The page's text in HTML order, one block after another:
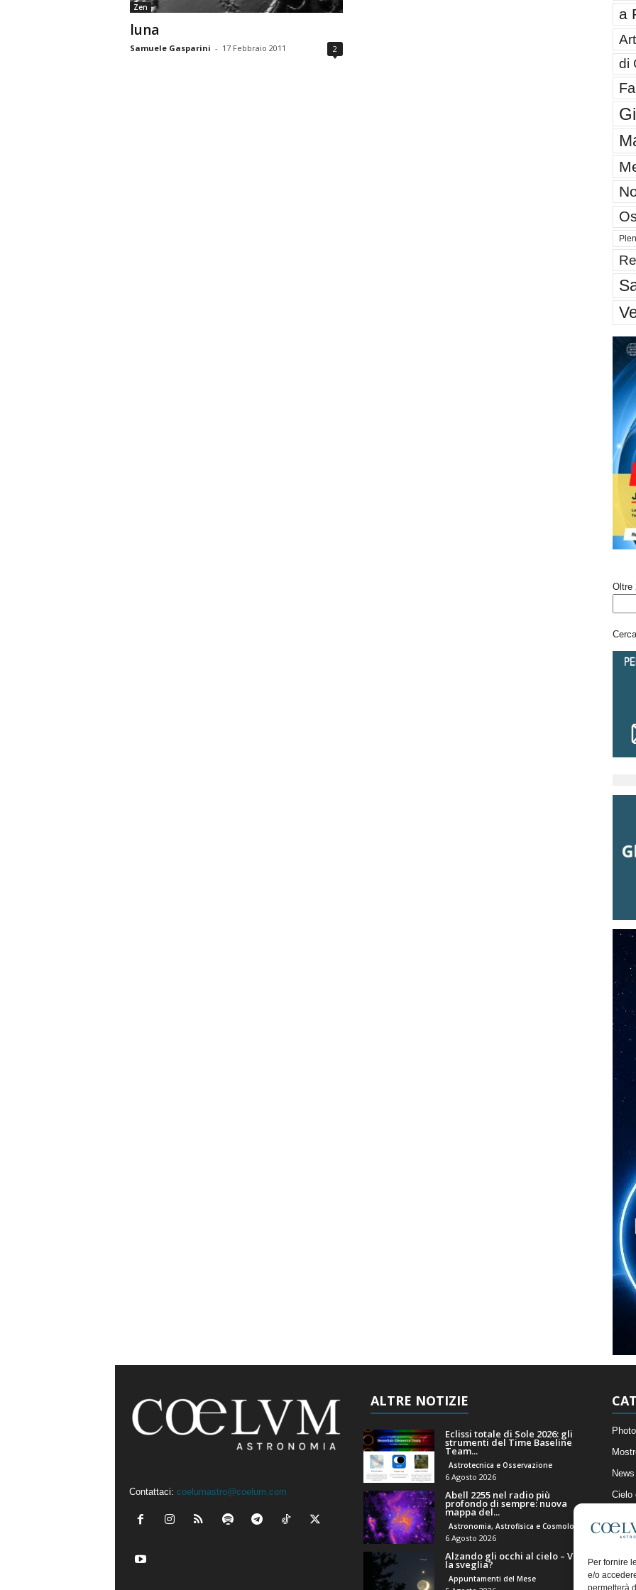
Per fornire
e/o
permetterà
Zen
luna
Samuele Gasparini - 17 Febbraio 2011 2
a
di
Oltre
Contattaci: coelumastro@coelum.com
ALTRE NOTIZIE
Eclissi totale di Sole 2026: gli
strumenti del Time Baseline
Team...
Astrotecnica e Osservazione
6 Agosto 2026
Abell 2255 nel radio più
profondo di sempre: nuova
mappa del...
Astronomia, Astrofisica e Cosmologia
6 Agosto 2026
Alzando gli occhi al cielo – Vale
la sveglia?
Appuntamenti del Mese
Cielo
Il